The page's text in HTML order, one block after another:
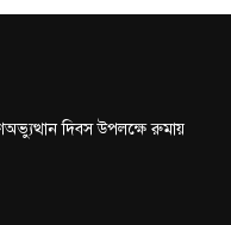
দিবস উপলক্ষে রুমায়